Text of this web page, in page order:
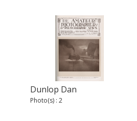
Dunlop Dan
Photo(s) : 2